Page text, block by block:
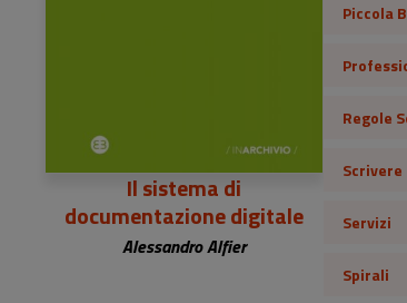
Il sistema di
documentazione digitale
Alessandro Alfier
Piccola
Regole
Scrivere
Servizi
Spirali